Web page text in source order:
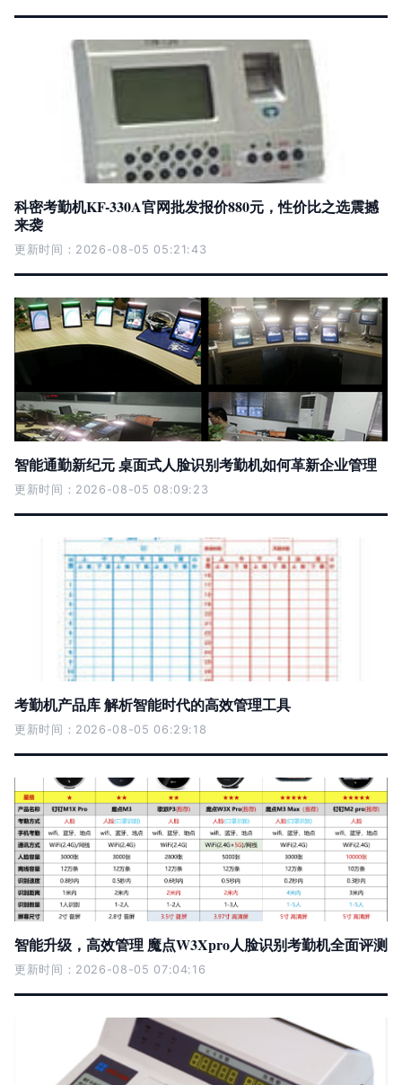
科密考勤机KF-330A官网批发报价880元，性价比之选震撼
来袭
更新时间：2026-08-05 05:21:43
智能通勤新纪元 桌面式人脸识别考勤机如何革新企业管理
更新时间：2026-08-05 08:09:23
考勤机产品库 解析智能时代的高效管理工具
更新时间：2026-08-05 06:29:18
智能升级，高效管理 魔点W3Xpro人脸识别考勤机全面评测
更新时间：2026-08-05 07:04:16